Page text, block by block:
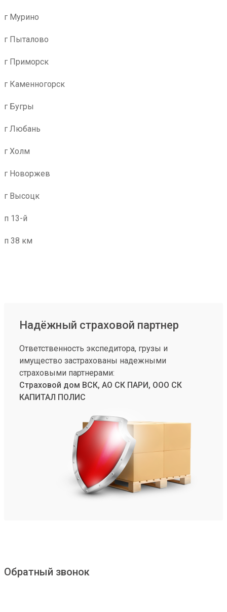
г Мурино
г Пыталово
г Приморск
г Каменногорск
г Бугры
г Любань
г Холм
г Новоржев
г Высоцк
п 13-й
п 38 км
Надёжный страховой партнер
Ответственность экспедитора, грузы и
имущество застрахованы надежными
страховыми партнерами:
Страховой дом ВСК, АО СК ПАРИ, ООО СК
КАПИТАЛ ПОЛИС
Обратный звонок